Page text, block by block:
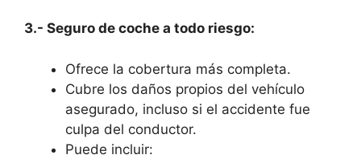
3.- Seguro de coche a todo riesgo:
Ofrece la cobertura más completa.
Cubre los daños propios del vehículo
asegurado, incluso si el accidente fue
culpa del conductor.
Puede incluir: